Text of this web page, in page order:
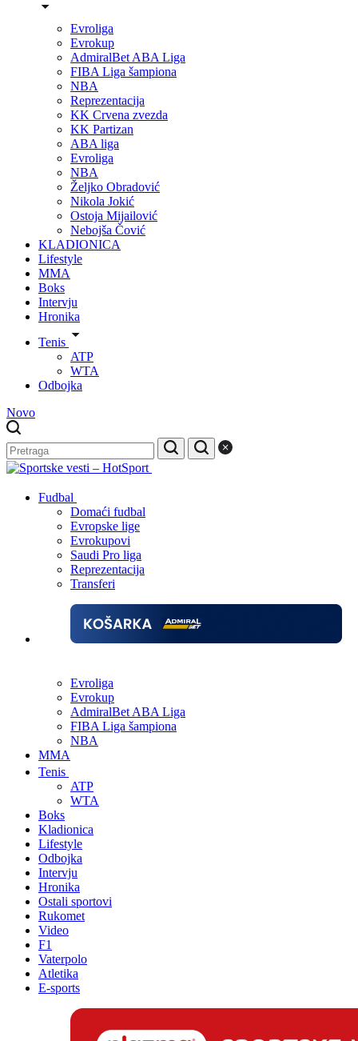
Evroliga
Evrokup
AdmiralBet ABA Liga
FIBA Liga šampiona
NBA
Reprezentacija
KK Crvena zvezda
KK Partizan
ABA liga
Evroliga
NBA
Željko Obradović
Nikola Jokić
Ostoja Mijailović
Nebojša Čović
KLADIONICA
Lifestyle
MMA
Boks
Intervju
Hronika
Tenis
ATP
WTA
Odbojka
Novo
Fudbal
Domaći fudbal
Evropske lige
Evrokupovi
Saudi Pro liga
Reprezentacija
Transferi
Evroliga
Evrokup
AdmiralBet ABA Liga
FIBA Liga šampiona
NBA
MMA
Tenis
ATP
WTA
Boks
Kladionica
Lifestyle
Odbojka
Intervju
Hronika
Ostali sportovi
Rukomet
Video
F1
Vaterpolo
Atletika
E-sports